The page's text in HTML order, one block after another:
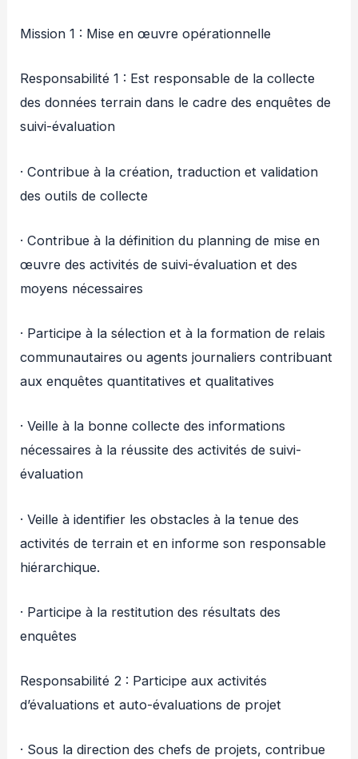
Mission 1 : Mise en œuvre opérationnelle
Responsabilité 1 : Est responsable de la collecte
des données terrain dans le cadre des enquêtes de
suivi-évaluation
· Contribue à la création, traduction et validation
des outils de collecte
· Contribue à la définition du planning de mise en
œuvre des activités de suivi-évaluation et des
moyens nécessaires
· Participe à la sélection et à la formation de relais
communautaires ou agents journaliers contribuant
aux enquêtes quantitatives et qualitatives
· Veille à la bonne collecte des informations
nécessaires à la réussite des activités de suivi-
évaluation
· Veille à identifier les obstacles à la tenue des
activités de terrain et en informe son responsable
hiérarchique.
· Participe à la restitution des résultats des
enquêtes
Responsabilité 2 : Participe aux activités
d’évaluations et auto-évaluations de projet
· Sous la direction des chefs de projets, contribue